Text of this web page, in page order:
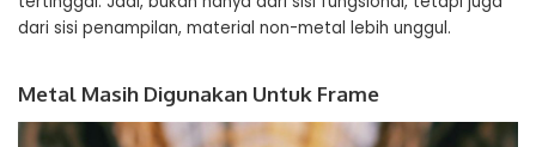
dari sisi penampilan, material non-metal lebih unggul.
Metal Masih Digunakan Untuk Frame